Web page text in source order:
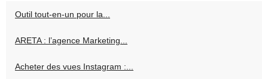
Outil tout-en-un pour la...
ARETA : l’agence Marketing...
Acheter des vues Instagram :...